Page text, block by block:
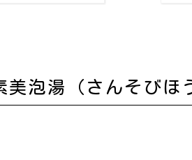
泡湯（さんそびほ